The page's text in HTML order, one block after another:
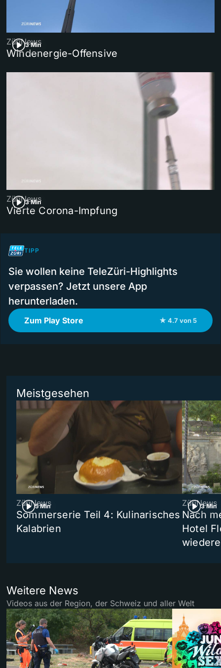
3 Min
ZüriNews
Windenergie-Offensive
3 Min
ZüriNews
Vierte Corona-Impfung
TIPP
Sie wollen keine TeleZüri-Highlights
verpassen? Jetzt unsere App
herunterladen.
Zum Play Store ★ 4.7 von 5
Meistgesehen
5 Min
ZüriNews
Sommerserie Teil 4: Kulinarisches
Kalabrien
3 Min
ZüriNews
Nach
Hotel
Weitere News
Videos aus der Region, der Schweiz und aller Welt